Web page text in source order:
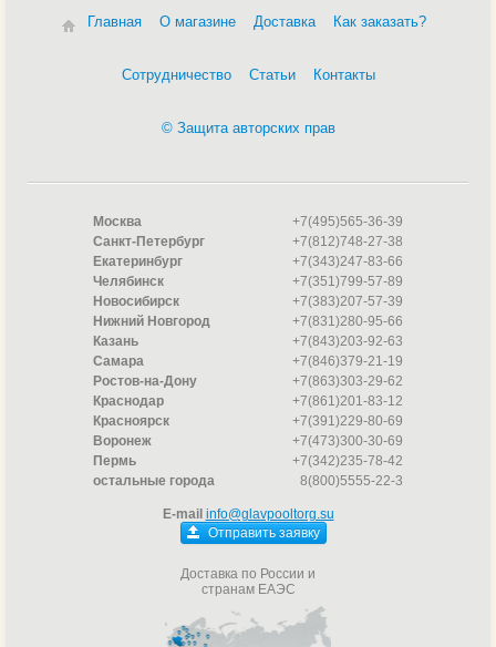
Главная О магазине Доставка Как заказать?
Сотрудничество Статьи Контакты
© Защита авторских прав
Москва
+7(495)565-36-39
Санкт-Петербург
+7(812)748-27-38
Екатеринбург
+7(343)247-83-66
Челябинск
+7(351)799-57-89
Новосибирск
+7(383)207-57-39
Нижний Новгород
+7(831)280-95-66
Казань
+7(843)203-92-63
Самара
+7(846)379-21-19
Ростов-на-Дону
+7(863)303-29-62
Краснодар
+7(861)201-83-12
Красноярск
+7(391)229-80-69
Воронеж
+7(473)300-30-69
Пермь
+7(342)235-78-42
остальные города
8(800)5555-22-3
E-mail info@glavpooltorg.su
Отправить заявку
Доставка по России и
странам ЕАЭС